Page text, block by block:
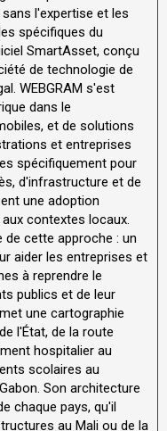
l'expertise et les
spécifiques du
SmartAsset, conçu
de technologie de
WEBGRAM s'est
dans le
et de solutions
et entreprises
spécifiquement pour
d'infrastructure et de
une adoption
contextes locaux.
cette approche : un
aider les entreprises et
à reprendre le
publics et de leur
une cartographie
l'État, de la route
hospitalier au
scolaires au
Son architecture
chaque pays, qu'il
au Mali ou de la